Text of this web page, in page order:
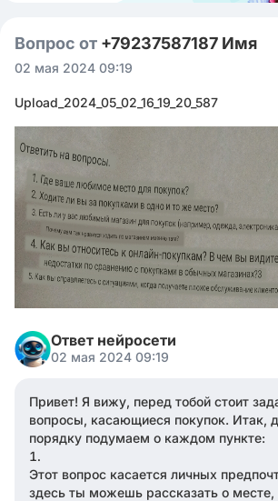
Вопрос от +79237587187 Имя
02 мая 2024 09:19
Upload_2024_05_02_16_19_20_587
Ответ нейросети
02 мая 2024 09:19
Привет! Я вижу, перед тобой стоит
вопросы, касающиеся покупок. Итак,
порядку подумаем о каждом пункте:
Этот вопрос касается личных
здесь ты можешь рассказать о месте,